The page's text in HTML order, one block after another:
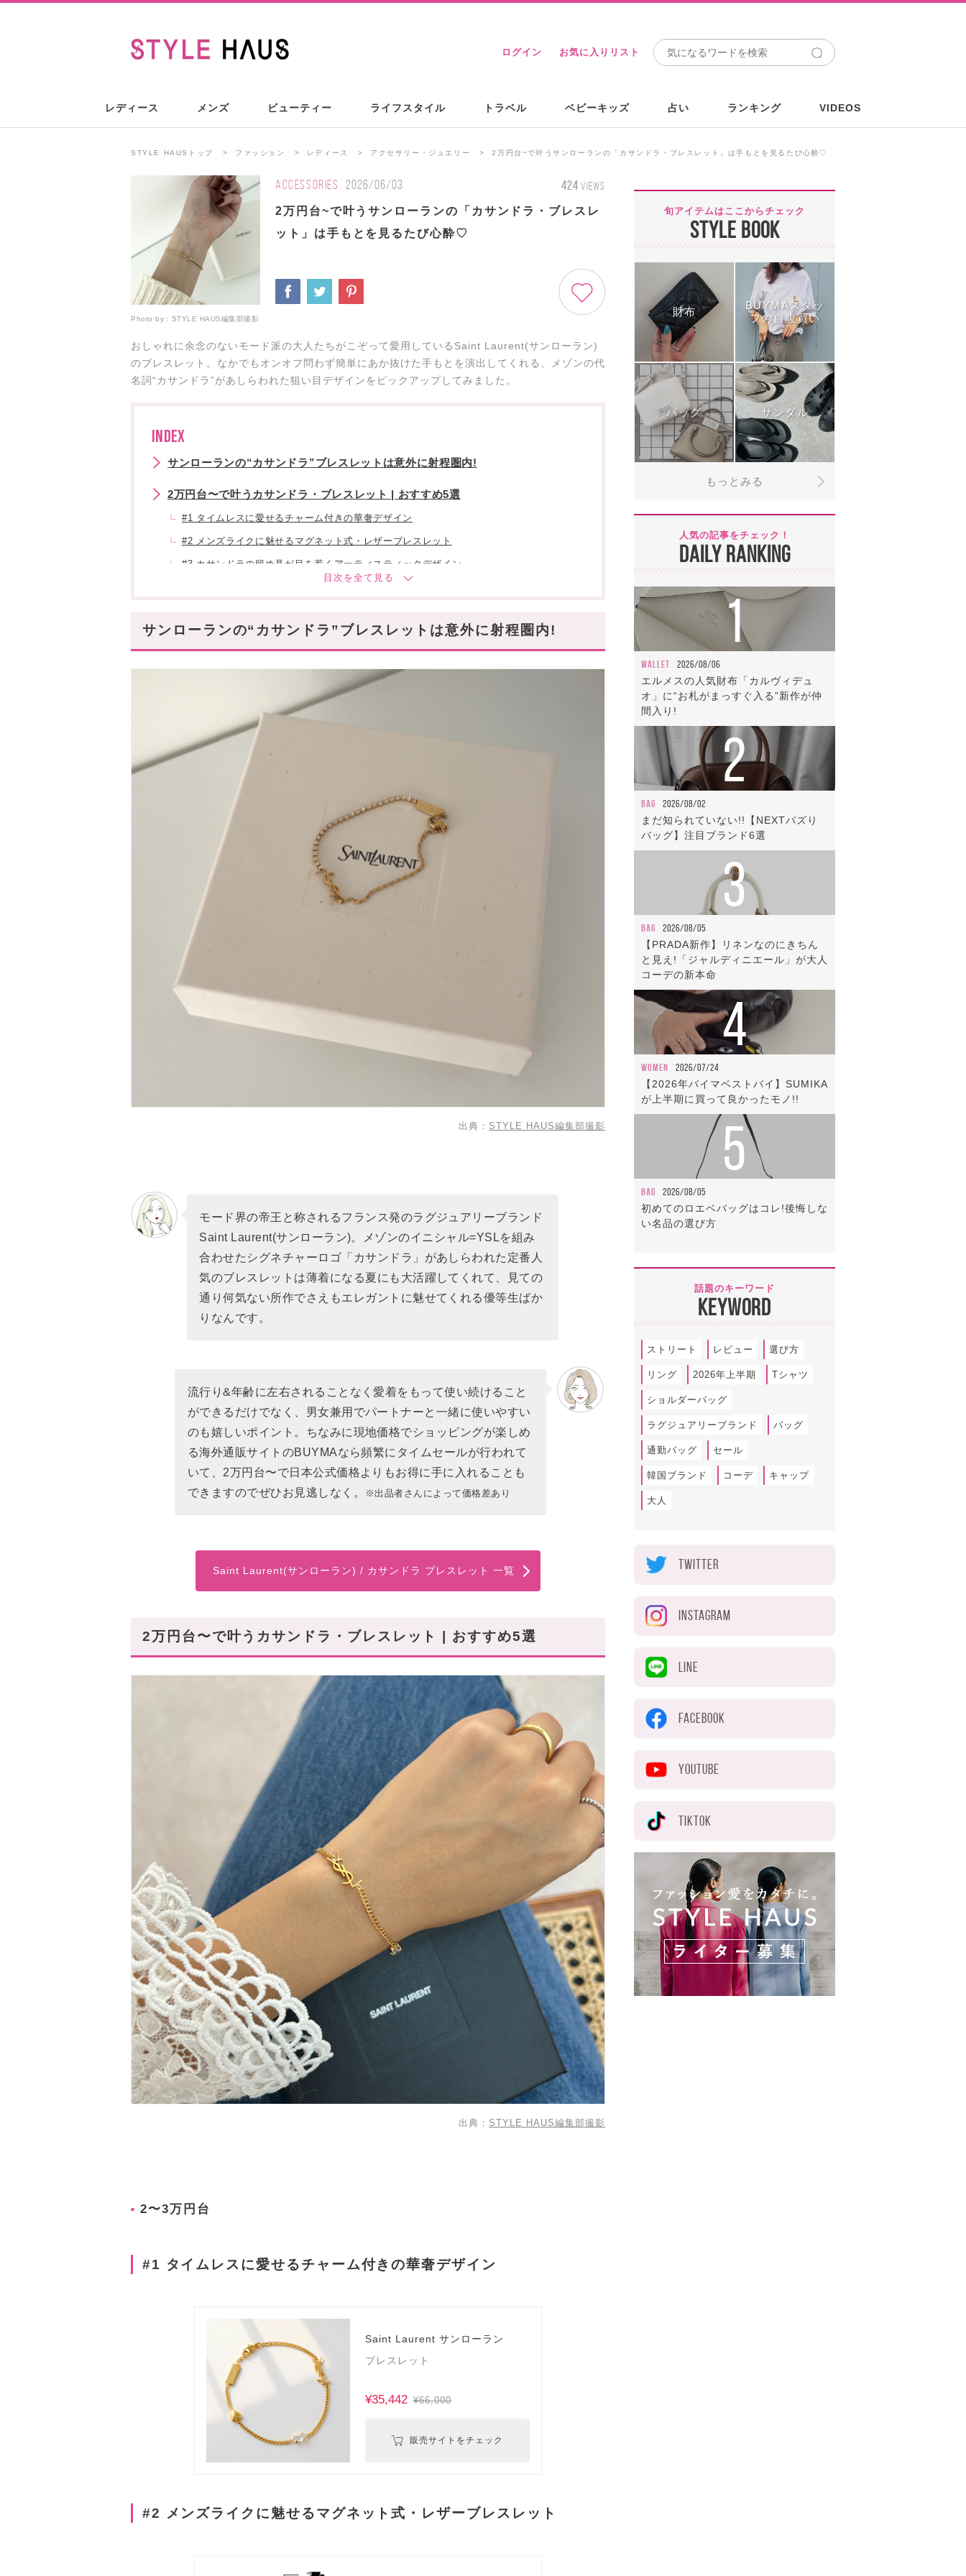
ログイン お気に入りリスト
レディース メンズ ビューティー ライフスタイル トラベル ベビーキッズ 占い ランキング VIDEOS
STYLE HAUSトップ ファッション レディース アクセサリー・ジュエリー 2万円台~で叶うサンローランの「カサンドラ・ブレスレット」は手もとを見るたび心酔♡
ACCESSORIES 2026/06/03 424 VIEWS
2万円台~で叶うサンローランの「カサンドラ・ブレスレ
ット」は手もとを見るたび心酔♡
Photo by： STYLE HAUS編集部撮影
おしゃれに余念のないモード派の大人たちがこぞって愛用しているSaint Laurent(サンローラン)
のブレスレット。なかでもオンオフ問わず簡単にあか抜けた手もとを演出してくれる、メゾンの代
名詞“カサンドラ”があしらわれた狙い目デザインをピックアップしてみました。
INDEX
サンローランの“カサンドラ”ブレスレットは意外に射程圏内!
2万円台〜で叶うカサンドラ・ブレスレット | おすすめ5選
#1 タイムレスに愛せるチャーム付きの華奢デザイン
#2 メンズライクに魅せるマグネット式・レザーブレスレット
#3 カサンドラの留め具が目を惹くアーティスティックデザイン
スタハ編集部の「サンローラン・穴場アイテム」動画・投稿も✓
大人の格を上げる“スタメンアクセサリー”に認定!
サンローランの“カサンドラ”ブレスレットは意外に射程圏内!
出典： STYLE HAUS編集部撮影
モード界の帝王と称されるフランス発のラグジュアリーブランド
Saint Laurent(サンローラン)。メゾンのイニシャル=YSLを組み
合わせたシグネチャーロゴ「カサンドラ」があしらわれた定番人
気のブレスレットは薄着になる夏にも大活躍してくれて、見ての
通り何気ない所作でさえもエレガントに魅せてくれる優等生ばか
りなんです。
流行り&年齢に左右されることなく愛着をもって使い続けること
ができるだけでなく、男女兼用でパートナーと一緒に使いやすい
のも嬉しいポイント。ちなみに現地価格でショッピングが楽しめ
る海外通販サイトのBUYMAなら頻繁にタイムセールが行われて
いて、2万円台〜で日本公式価格よりもお得に手に入れることも
できますのでぜひお見逃しなく。
※出品者さんによって価格差あり
Saint Laurent(サンローラン) / カサンドラ ブレスレット 一覧
2万円台〜で叶うカサンドラ・ブレスレット | おすすめ5選
出典： STYLE HAUS編集部撮影
2〜3万円台
#1 タイムレスに愛せるチャーム付きの華奢デザイン
Saint Laurent サンローラン
ブレスレット
¥35,442 ¥66,000
販売サイトをチェック
#2 メンズライクに魅せるマグネット式・レザーブレスレット
旬アイテムはここからチェック
STYLE BOOK
財布
BUYMAスタッ
フの自腹買い
バッグ サンダル
もっとみる
人気の記事をチェック！
DAILY RANKING
1
WALLET 2026/08/06
エルメスの人気財布「カルヴィデュ
オ」に“お札がまっすぐ入る”新作が仲
間入り!
2
BAG 2026/08/02
まだ知られていない!!【NEXTバズり
バッグ】注目ブランド6選
3
BAG 2026/08/05
【PRADA新作】リネンなのにきちん
と見え!「ジャルディニエール」が大人
コーデの新本命
4
WOMEN 2026/07/24
【2026年バイマベストバイ】SUMIKA
が上半期に買って良かったモノ!!
5
BAG 2026/08/05
初めてのロエベバッグはコレ!後悔しな
い名品の選び方
話題のキーワード
KEYWORD
ストリート レビュー 選び方
リング 2026年上半期 Tシャツ
ショルダーバッグ
ラグジュアリーブランド バッグ
通勤バッグ セール
韓国ブランド コーデ キャップ
大人
TWITTER
INSTAGRAM
LINE
FACEBOOK
YOUTUBE
TIKTOK